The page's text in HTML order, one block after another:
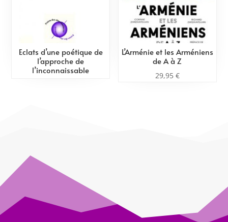
Eclats d’une poétique de
l’approche de
l’inconnaissable
L’Arménie et les Arméniens
de A à Z
29,95 €